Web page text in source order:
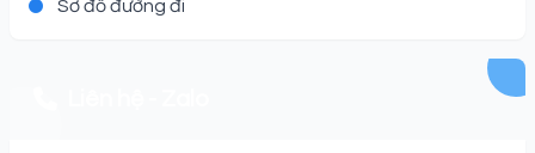
Sơ đồ đường đi